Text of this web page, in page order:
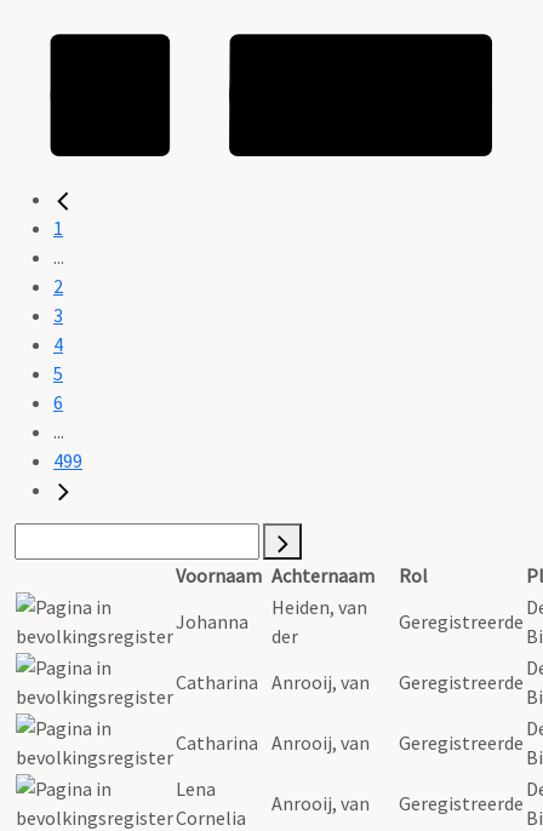
1
...
2
3
4
5
6
...
499
Voornaam Achternaam Rol
Johanna
Heiden, van
der
Geregistreerde
Catharina Anrooij, van Geregistreerde
Catharina Anrooij, van Geregistreerde
Lena
Cornelia
Anrooij, van Geregistreerde